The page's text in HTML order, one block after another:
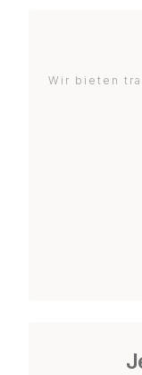
Wir bieten